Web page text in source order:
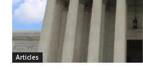
Articles